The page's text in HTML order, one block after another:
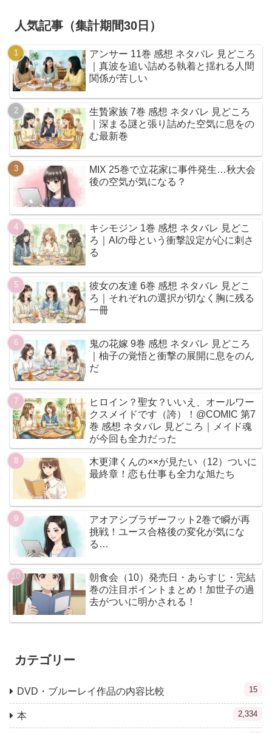
人気記事（集計期間30日）
アンサー 11巻 感想 ネタバレ 見どころ
｜真波を追い詰める執着と揺れる人間
関係が苦しい
生贄家族 7巻 感想 ネタバレ 見どころ
｜深まる謎と張り詰めた空気に息をの
む最新巻
MIX 25巻で立花家に事件発生…秋大会
後の空気が気になる？
キシモジン 1巻 感想 ネタバレ 見どこ
ろ｜AIの母という衝撃設定が心に刺さ
る
彼女の友達 6巻 感想 ネタバレ 見どこ
ろ｜それぞれの選択が切なく胸に残る
一冊
鬼の花嫁 9巻 感想 ネタバレ 見どころ
｜柚子の覚悟と衝撃の展開に息をのん
だ
ヒロイン？聖女？いいえ、オールワー
クスメイドです（誇）！@COMIC 第7
巻 感想 ネタバレ 見どころ｜メイド魂
が今回も全力だった
木更津くんの××が見たい（12）ついに
最終章！恋も仕事も全力な旭たち
アオアシブラザーフット2巻で瞬が再
挑戦！ユース合格後の変化が気にな
る…
朝食会（10）発売日・あらすじ・完結
巻の注目ポイントまとめ！加世子の過
去がついに明かされる！
カテゴリー
DVD・ブルーレイ作品の内容比較 15
本 2,334